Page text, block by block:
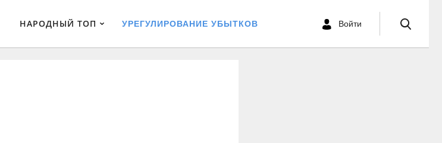
НАРОДНЫЙ ТОП УРЕГУЛИРОВАНИЕ УБЫТКОВ Войти